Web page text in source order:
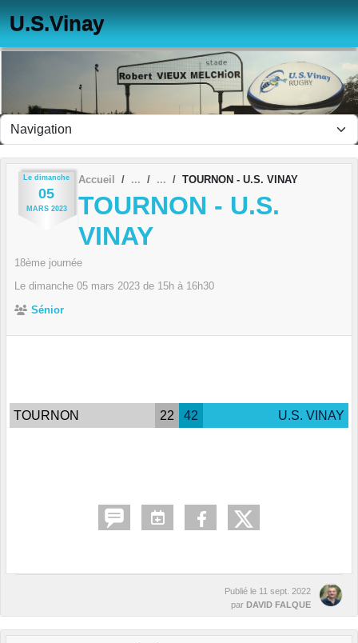
U.S.Vinay
Le dimanche
05
MARS 2023
Accueil TOURNON - U.S. VINAY
TOURNON - U.S.
VINAY
18ème journée
Le dimanche 05 mars 2023 de 15h à 16h30
Sénior
TOURNON 22 42 U.S. VINAY
Publié le 11 sept. 2022
par DAVID FALQUE